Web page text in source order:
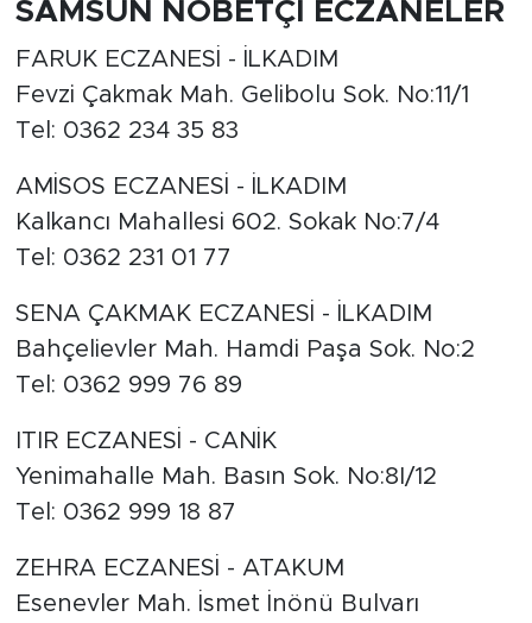
SAMSUN NÖBETÇİ ECZANELER
FARUK ECZANESİ - İLKADIM
Fevzi Çakmak Mah. Gelibolu Sok. No:11/1
Tel: 0362 234 35 83
AMİSOS ECZANESİ - İLKADIM
Kalkancı Mahallesi 602. Sokak No:7/4
Tel: 0362 231 01 77
SENA ÇAKMAK ECZANESİ - İLKADIM
Bahçelievler Mah. Hamdi Paşa Sok. No:2
Tel: 0362 999 76 89
ITIR ECZANESİ - CANİK
Yenimahalle Mah. Basın Sok. No:8I/12
Tel: 0362 999 18 87
ZEHRA ECZANESİ - ATAKUM
Esenevler Mah. İsmet İnönü Bulvarı